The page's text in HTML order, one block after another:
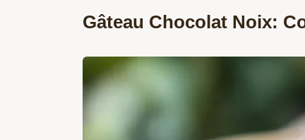
Gâteau Chocolat Noix: